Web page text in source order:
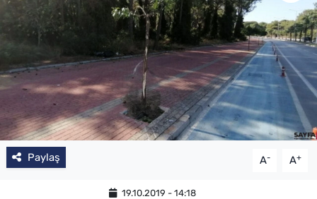
Paylaş A- A+
19.10.2019 - 14:18